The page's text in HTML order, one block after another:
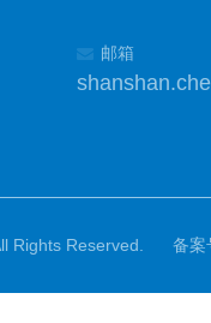
邮箱
Rights Reserved. 备案